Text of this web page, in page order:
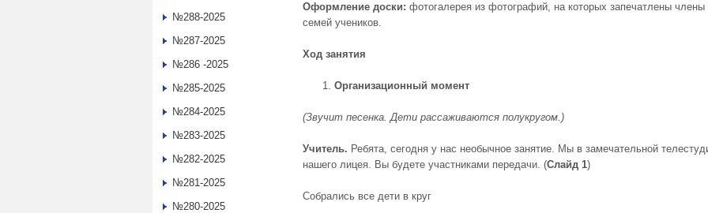
Оформление доски: фотогалерея из фотографий, на которых запечатлены члены
семей учеников.
Ход занятия
Организационный момент
(Звучит песенка. Дети рассаживаются полукругом.)
Учитель. Ребята, сегодня у нас необычное занятие. Мы в замечательной
нашего лицея. Вы будете участниками передачи. (Слайд 1)
Собрались все дети в круг
№288-2025
№287-2025
№286 -2025
№285-2025
№284-2025
№283-2025
№282-2025
№281-2025
№280-2025